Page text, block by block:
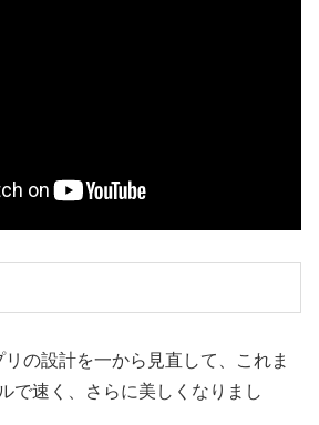
の設計を一から見直して、これま
で速く、さらに美しくなりまし